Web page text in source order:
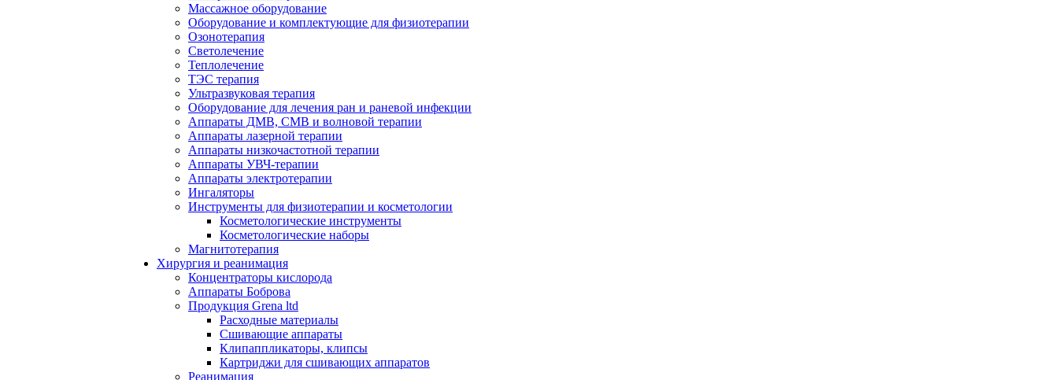
Массажное оборудование
Оборудование и комплектующие для физиотерапии
Озонотерапия
Светолечение
Теплолечение
ТЭС терапия
Ультразвуковая терапия
Оборудование для лечения ран и раневой инфекции
Аппараты ДМВ, СМВ и волновой терапии
Аппараты лазерной терапии
Аппараты низкочастотной терапии
Аппараты УВЧ-терапии
Аппараты электротерапии
Ингаляторы
Инструменты для физиотерапии и косметологии
Косметологические инструменты
Косметологические наборы
Магнитотерапия
Хирургия и реанимация
Концентраторы кислорода
Аппараты Боброва
Продукция Grena ltd
Расходные материалы
Сшивающие аппараты
Клипаппликаторы, клипсы
Картриджи для сшивающих аппаратов
Реанимация